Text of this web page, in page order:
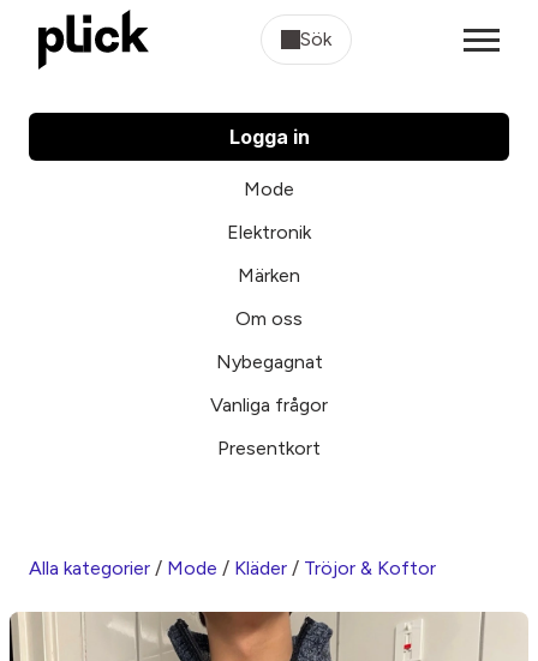
Sök
Logga in
Mode
Elektronik
Märken
Om oss
Nybegagnat
Vanliga frågor
Presentkort
Alla kategorier / Mode / Kläder / Tröjor & Koftor